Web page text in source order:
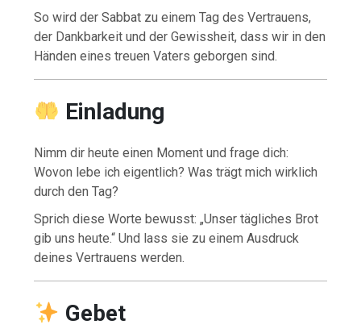
So wird der Sabbat zu einem Tag des Vertrauens,
der Dankbarkeit und der Gewissheit, dass wir in den
Händen eines treuen Vaters geborgen sind.
Einladung
Nimm dir heute einen Moment und frage dich:
Wovon lebe ich eigentlich? Was trägt mich wirklich
durch den Tag?
Sprich diese Worte bewusst: „Unser tägliches Brot
gib uns heute.“ Und lass sie zu einem Ausdruck
deines Vertrauens werden.
Gebet